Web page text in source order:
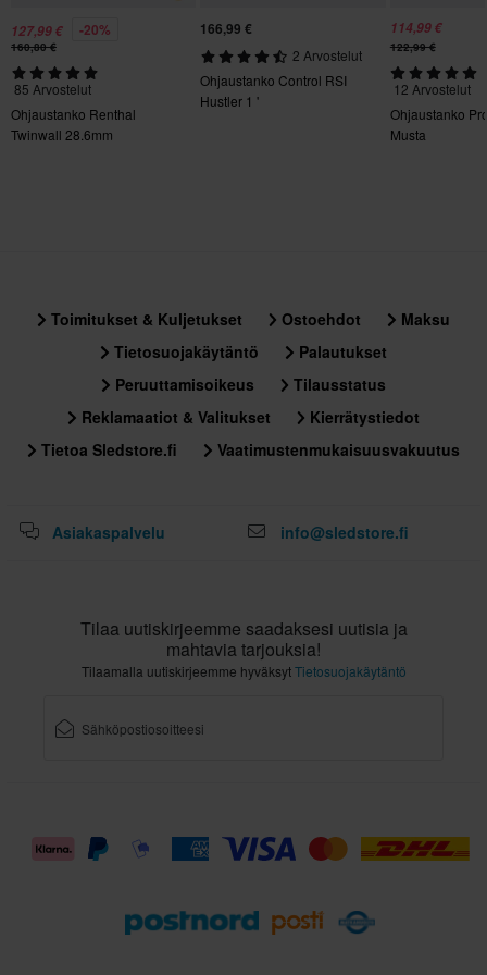
127,99 € -20%
160,80 €
85 Arvostelut
Ohjaustanko Renthal
Twinwall 28.6mm
166,99 €
2 Arvostelut
Ohjaustanko Control RSI
Hustler 1 '
114,99 €
122,99 €
12 Arvostelut
Ohjaustanko
Musta
Toimitukset & Kuljetukset Ostoehdot
Maksu
Tietosuojakäytäntö
Palautukset
Peruuttamisoikeus
Tilausstatus
Reklamaatiot & Valitukset
Kierrätystiedot
Tietoa Sledstore.fi
Vaatimustenmukaisuusvakuutus
Asiakaspalvelu info@sledstore.fi
Tilaa uutiskirjeemme saadaksesi uutisia ja
mahtavia tarjouksia!
Tilaamalla uutiskirjeemme hyväksytTietosuojakäytäntö